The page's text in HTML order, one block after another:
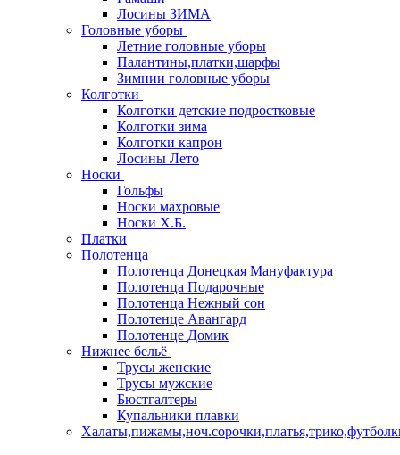
Лосины ЗИМА
Головные уборы
Летние головные уборы
Палантины,платки,шарфы
Зимнии головные уборы
Колготки
Колготки детские подростковые
Колготки зима
Колготки капрон
Лосины Лето
Носки
Гольфы
Носки махровые
Носки Х.Б.
Платки
Полотенца
Полотенца Донецкая Мануфактура
Полотенца Подарочные
Полотенца Нежный сон
Полотенце Авангард
Полотенце Домик
Нижнее бельё
Трусы женские
Трусы мужские
Бюстгалтеры
Купальники плавки